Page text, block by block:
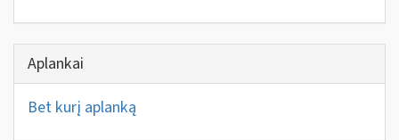
Aplankai
Bet kurį aplanką